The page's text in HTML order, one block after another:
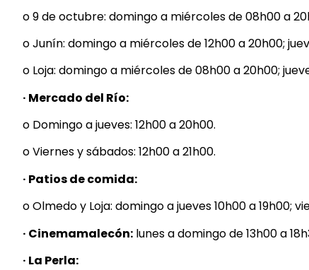
o 9 de octubre: domingo a miércoles de 08h00 a
o Junín: domingo a miércoles de 12h00 a 20h00;
o Loja: domingo a miércoles de 08h00 a 20h00;
· Mercado del Río:
o Domingo a jueves: 12h00 a 20h00.
o Viernes y sábados: 12h00 a 21h00.
· Patios de comida:
o Olmedo y Loja: domingo a jueves 10h00 a 19h00;
· Cinemamalecón: lunes a domingo de 13h00 a
· La Perla: